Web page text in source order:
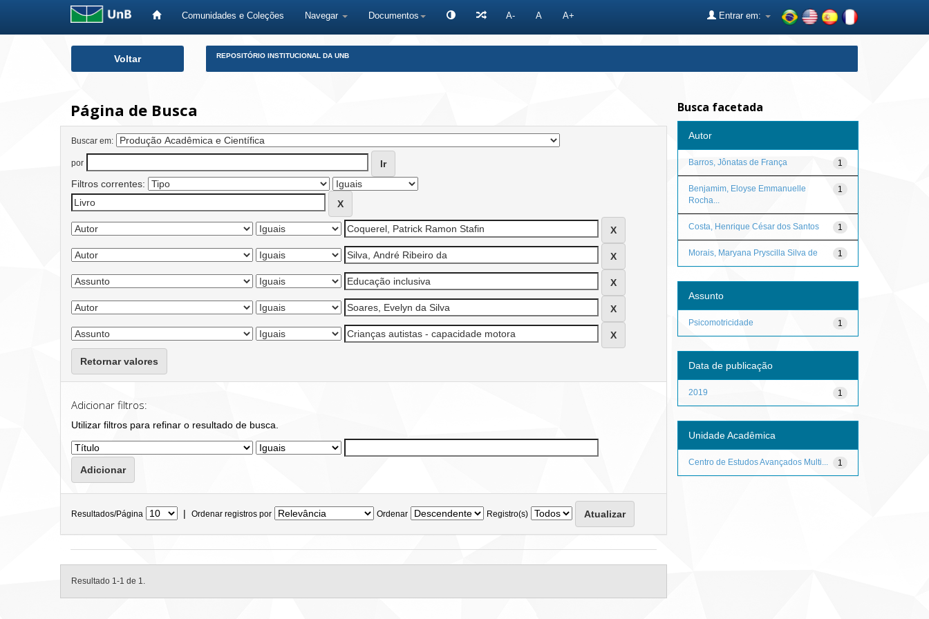
Comunidades e Coleções Navegar Documentos A- A A+ Entrar em:
Voltar REPOSITÓRIO INSTITUCIONAL DA UNB
Página de Busca
Buscar em:
por
Filtros correntes:
Retornar valores
Adicionar filtros:
Utilizar filtros para refinar o resultado de busca.
Resultados/Página | Ordenar registros por Ordenar Registro(s)
Resultado 1-1 de 1.
Busca facetada
Autor
1
Barros, Jônatas de França
1
Benjamim, Eloyse Emmanuelle
Rocha...
1
Costa, Henrique César dos Santos
1
Morais, Maryana Pryscilla Silva de
Assunto
1
Psicomotricidade
Data de publicação
1
2019
Unidade Acadêmica
1
Centro de Estudos Avançados Multi...